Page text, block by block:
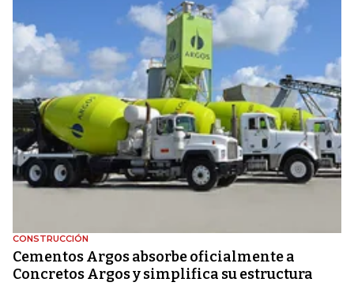
CONSTRUCCIÓN
Cementos Argos absorbe oficialmente a
Concretos Argos y simplifica su estructura